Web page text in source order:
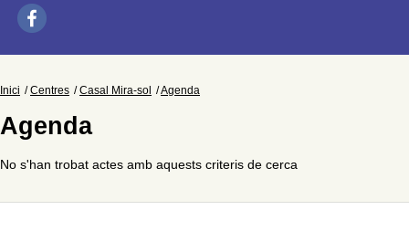
Inici Centres Casal Mira-sol Agenda
Agenda
No s'han trobat actes amb aquests criteris de cerca